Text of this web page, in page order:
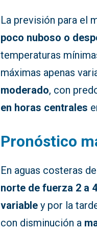
La previsión para el
poco nuboso o
temperaturas
máximas apenas
moderado, con
en horas centrales
Pronóstico
En aguas costeras
norte de fuerza 2 a
variable y por la
con disminución a